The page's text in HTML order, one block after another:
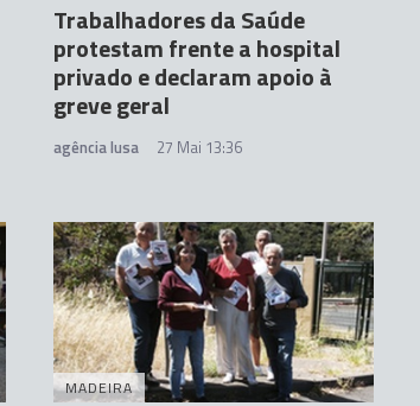
Trabalhadores da Saúde
protestam frente a hospital
privado e declaram apoio à
greve geral
agência lusa 27 Mai 13:36
MADEIRA